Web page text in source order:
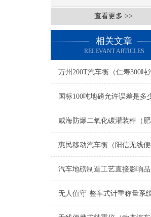
查看更多 >>
相关文章
RELEVANT ARTICLES
国标100吨地磅允许误差是多
汽车地磅制造工艺直接影响
无人值守-整车式计重称量系